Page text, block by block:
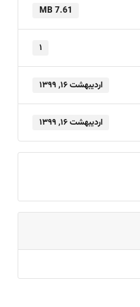
7.61 MB
۱
اردیبهشت ۱۶, ۱۳۹۹
اردیبهشت ۱۶, ۱۳۹۹